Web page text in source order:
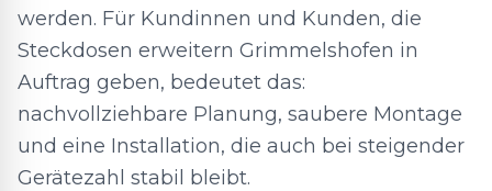
werden. Für Kundinnen und Kunden, die
Steckdosen erweitern Grimmelshofen in
Auftrag geben, bedeutet das:
nachvollziehbare Planung, saubere Montage
und eine Installation, die auch bei steigender
Gerätezahl stabil bleibt.